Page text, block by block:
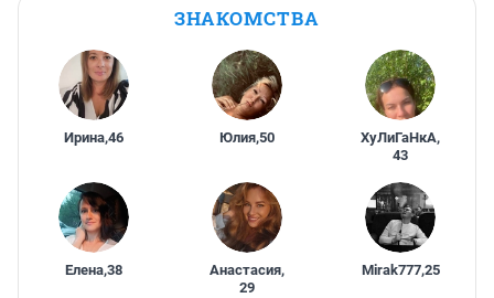
ЗНАКОМСТВА
Ирина,46 Юлия,50 ХуЛиГаНкА,
43
Елена,38 Анастасия,
29
Mirak777,25